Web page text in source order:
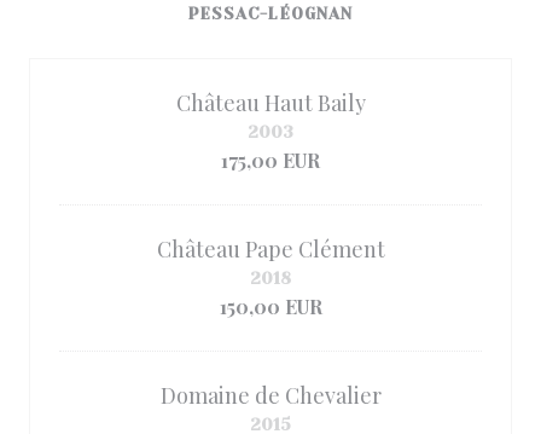
PESSAC-LÉOGNAN
Château Haut Baily
175,00 EUR
2003
Château Pape Clément
150,00 EUR
2018
Domaine de Chevalier
2015